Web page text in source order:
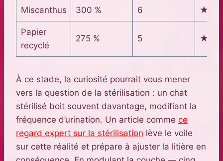
Miscanthus 300 % 6
Papier
recyclé
275 % 5
À ce stade, la curiosité pourrait vous mener
vers la question de la stérilisation : un chat
stérilisé boit souvent davantage, modifiant la
fréquence d’urination. Un article comme ce
regard expert sur la stérilisation lève le voile
sur cette réalité et prépare à ajuster la litière en